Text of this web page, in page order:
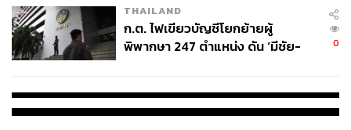
THAILAND
ก.ต. ไฟเขียวบัญชีโยกย้ายผู้
พิพากษา 247 ตำแหน่ง ดัน ‘มีชัย-
0